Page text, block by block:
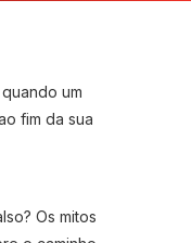
um
fim da sua
Os mitos